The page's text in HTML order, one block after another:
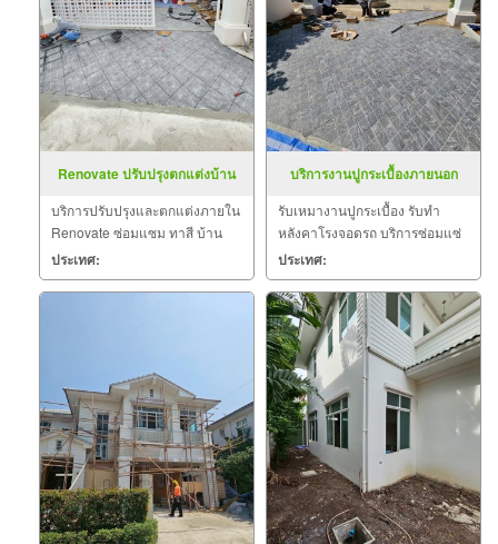
Renovate ปรับปรุงตกแต่งบ้าน
บริการปรับปรุงและตกแต่งภายใน
Renovate ซ่อมแซม ทาสี บ้าน
อาคาร สำนักงาน คอนโด โรงงาน
โรงเรือน โรงจอดรถ และรับเหมาปู
กระเบื้องภายนอก-ภายใน รับทำ
ประเทศ:
บริการงานปูกระเบื้องภายนอก
รับเหมางานปูกระเบื้อง รับทำ
หลังคาโรงจอดรถ บริการซ่อมแซ่
มบ้าน อาคาร สำนักงาน โรงงาน
โรงเรือน รับตกแต่งอาคารใหม่
ประเทศ: